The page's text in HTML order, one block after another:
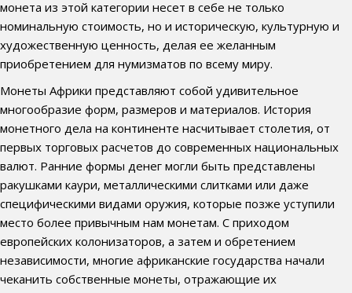
монета из этой категории несет в себе не только
номинальную стоимость, но и историческую, культурную и
художественную ценность, делая ее желанным
приобретением для нумизматов по всему миру.
Монеты Африки представляют собой удивительное
многообразие форм, размеров и материалов. История
монетного дела на континенте насчитывает столетия, от
первых торговых расчетов до современных национальных
валют. Ранние формы денег могли быть представлены
ракушками каури, металлическими слитками или даже
специфическими видами оружия, которые позже уступили
место более привычным нам монетам. С приходом
европейских колонизаторов, а затем и обретением
независимости, многие африканские государства начали
чеканить собственные монеты, отражающие их